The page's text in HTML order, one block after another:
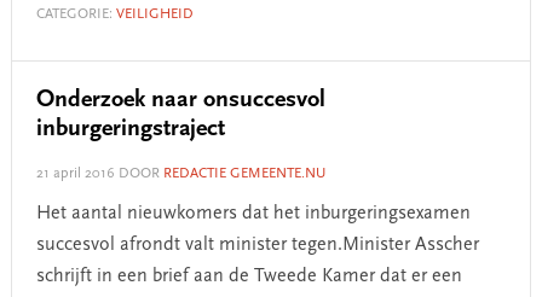
CATEGORIE: VEILIGHEID
Onderzoek naar onsuccesvol
inburgeringstraject
21 april 2016 DOOR REDACTIE GEMEENTE.NU
Het aantal nieuwkomers dat het inburgeringsexamen
succesvol afrondt valt minister tegen.Minister Asscher
schrijft in een brief aan de Tweede Kamer dat er een